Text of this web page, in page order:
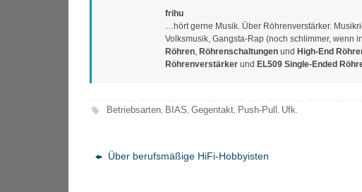
frihu
…hört gerne Musik. Über Röhrenverstärker.
Volksmusik, Gangsta-Rap (noch schlimmer, wenn
Röhren, Röhrenschaltungen und High-End
Röhrenverstärker und EL509 Single-Ended
Betriebsarten BIAS ,Gegentakt Push-Pull Ufk
Über berufsmäßige HiFi-Hobbyisten